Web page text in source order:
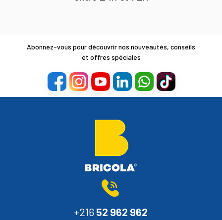
Abonnez-vous pour découvrir nos nouveautés, conseils
et offres spéciales
+216 52 962 962